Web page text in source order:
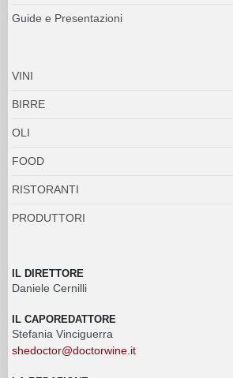
Guide e Presentazioni
VINI
BIRRE
OLI
FOOD
RISTORANTI
PRODUTTORI
IL DIRETTORE
Daniele Cernilli
IL CAPOREDATTORE
Stefania Vinciguerra
shedoctor@doctorwine.it